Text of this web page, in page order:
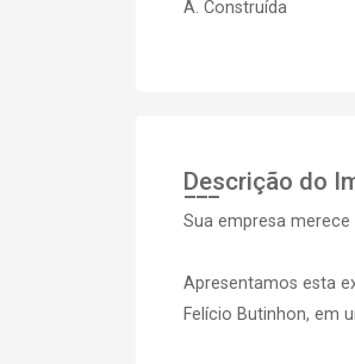
A. Construída
Descrição do
Sua empresa
Apresentamos esta
Felício Butinhon, em